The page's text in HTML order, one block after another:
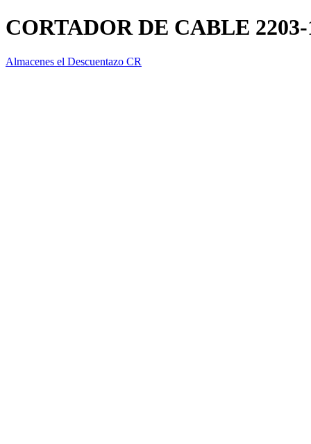
CORTADOR DE CABLE 2203-
Almacenes el Descuentazo CR